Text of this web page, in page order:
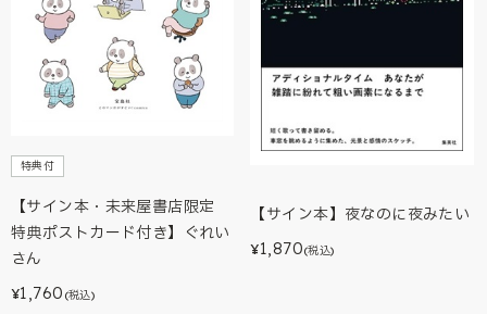
特典付
【サイン本・未来屋書店限定
特典ポストカード付き】ぐれい
さん
¥1,760 (税込)
【サイン本】夜なのに夜みたい
¥1,870(税込)